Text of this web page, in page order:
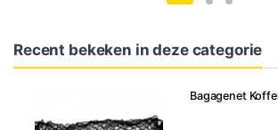
Recent bekeken in deze categorie
Bagagenet